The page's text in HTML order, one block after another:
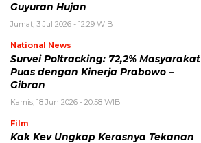
Guyuran Hujan
Jumat, 3 Jul 2026 - 12:29 WIB
National News
Survei Poltracking: 72,2% Masyarakat
Puas dengan Kinerja Prabowo –
Gibran
Kamis, 18 Jun 2026 - 20:58 WIB
Film
Kak Kev Ungkap Kerasnya Tekanan